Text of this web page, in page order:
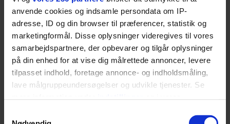
anvende cookies og indsamle persondata om IP-
adresse, ID og din browser til præferencer, statistik og
marketingformål. Disse oplysninger videregives til vores
samarbejdspartnere, der opbevarer og tilgår oplysninger
på din enhed for at vise dig målrettede annoncer, levere
tilpasset indhold, foretage annonce- og indholdsmåling,
lave målgruppeundersøgelser og udvikle tjenester. Se
tilbage eller ændre indstillinger fra vores
KULTUR
Mikkel Frey Damgaard: